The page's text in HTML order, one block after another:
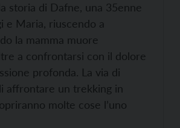
storia di Dafne, una 35enne
e Maria, riuscendo a
la mamma muore
a confrontarsi con il dolore
profonda. La via di
affrontare un trekking in
molte cose l’uno